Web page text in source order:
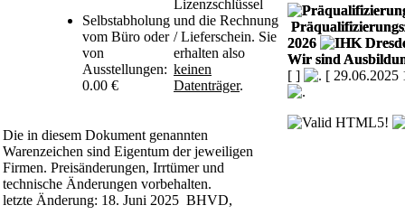
Selbstabholung
vom Büro oder
von
Ausstellungen:
0.00 €
Lizenzschlüssel
und die Rechnung
/ Lieferschein. Sie
erhalten also
keinen
Datenträger.
Die in diesem Dokument genannten
Warenzeichen sind Eigentum der jeweiligen
Firmen. Preisänderungen, Irrtümer und
technische Änderungen vorbehalten.
letzte Änderung: 18. Juni 2025 BHVD,
2026
Wir sind
[ ] [ 29.06.2025